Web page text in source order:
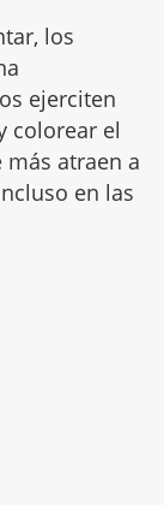
los
ejerciten
colorear el
atraen a
en las